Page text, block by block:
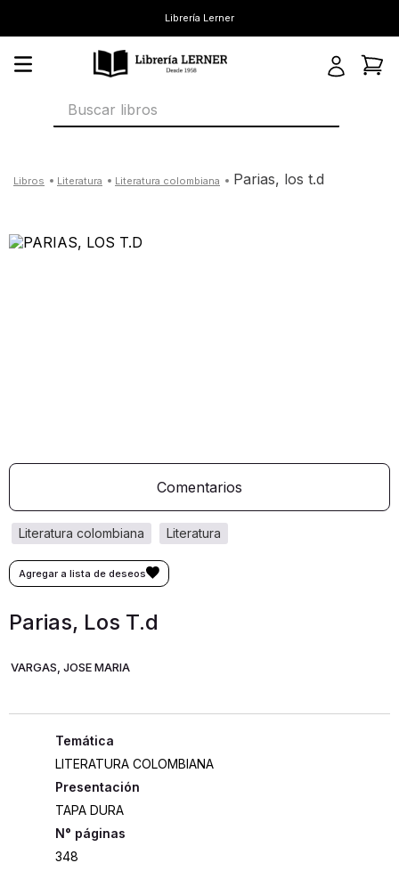
Librería Lerner
Buscar libros
literatura literatura colombiana parias, los t.d
Comentarios
literatura
literatura colombiana
Parias, Los T.d
VARGAS, JOSE MARIA
LITERATURA COLOMBIANA
Presentación
TAPA DURA
348